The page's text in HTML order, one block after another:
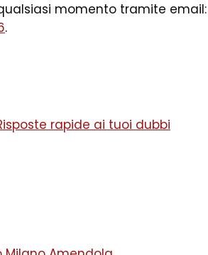
momento tramite email:
.
rapide ai tuoi dubbi